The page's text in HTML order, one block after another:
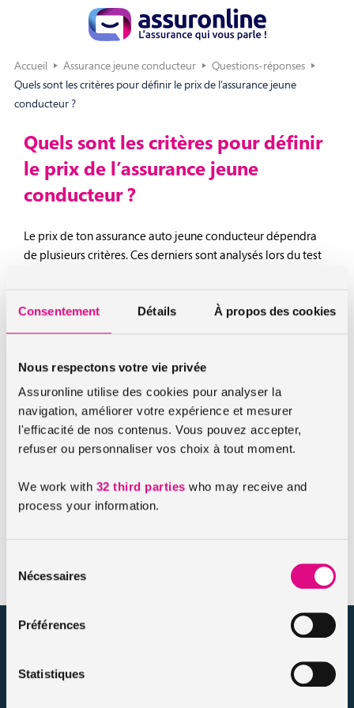
Consentement Détails À propos des cookies
Nous respectons votre vie privée
Assuronline utilise des cookies pour analyser la
navigation, améliorer votre expérience et mesurer
l'efficacité de nos contenus. Vous pouvez accepter,
refuser ou personnaliser vos choix à tout moment.
We work with 32 third parties who may receive and
process your information.
Nécessaires
Préférences
Statistiques
Accueil Assurance jeune conducteur
Questions-réponses
Quels sont les critères pour définir le prix de l’assurance jeune
conducteur ?
Quels sont les critères pour définir
le prix de l’assurance jeune
conducteur ?
Le prix de ton assurance auto jeune conducteur dépendra
de plusieurs critères. Ces derniers sont analysés lors du test
notre offre. Concrètement, les éléments qui peuvent faire
moduler le prix de ton assurance sont :
L’ancienneté de ton véhicule
Sa puissance fiscale
Le modèle (essence, hybride, électrique…)
Tes antécédents de conduite
assuronline.com est édité par AssurOne Group, courtier grossiste